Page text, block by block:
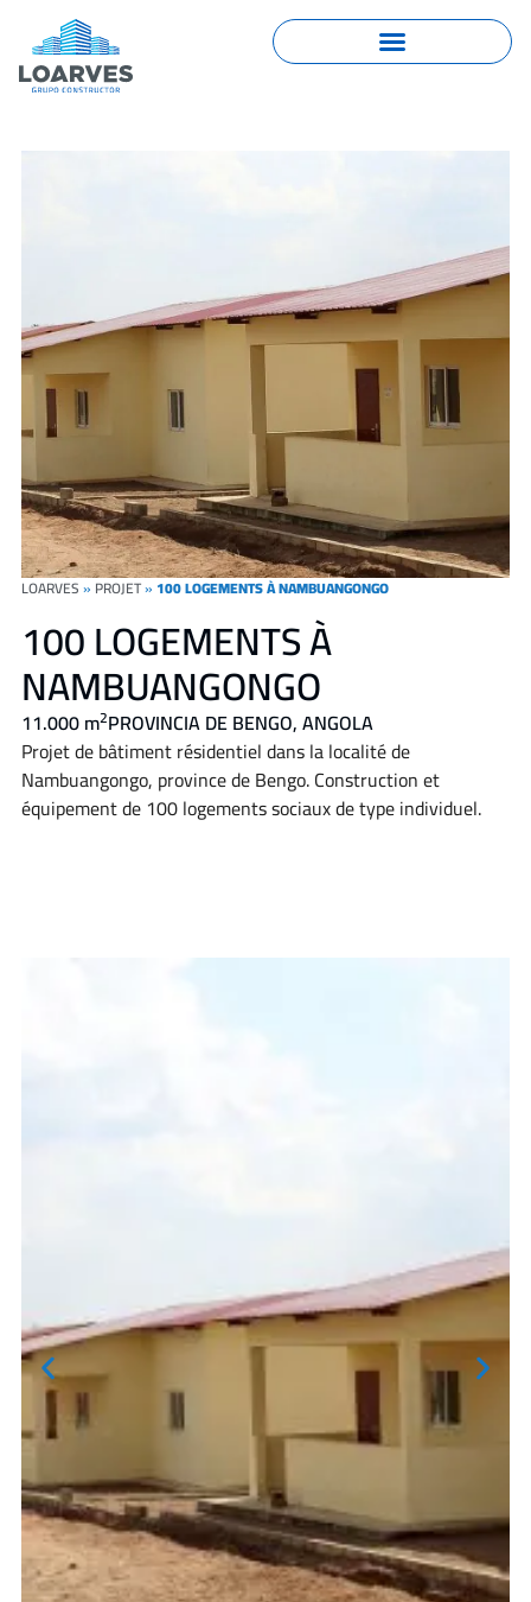
LOARVES» PROJET» 100 LOGEMENTS À NAMBUANGONGO
100 LOGEMENTS À
NAMBUANGONGO
11.000 m2PROVINCIA DE BENGO, ANGOLA
Projet de bâtiment résidentiel dans la localité de
Nambuangongo, province de Bengo. Construction et
équipement de 100 logements sociaux de type individuel.